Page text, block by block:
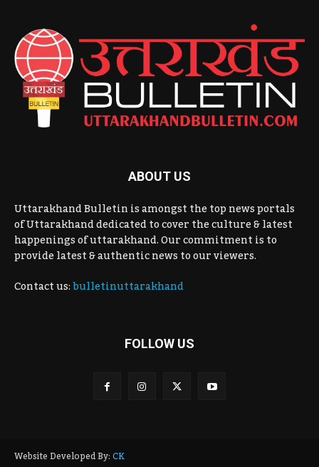
ABOUT US
Uttarakhand Bulletin is amongst the top news portals
of Uttarakhand dedicated to cover the culture & latest
happenings of uttarakhand. Our commitment is to
provide latest & authentic news to our viewers.
Contact us:bulletinuttarakhand
FOLLOW US
Website Developed By:CK